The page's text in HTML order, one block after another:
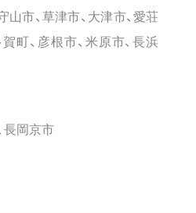
山市、草津市、大津市、愛荘
町、彦根市、米原市、長浜
長岡京市